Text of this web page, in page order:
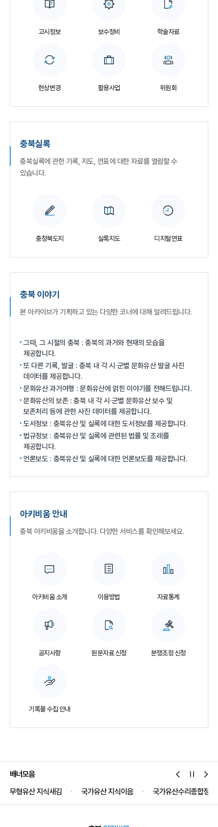
고시정보 보수정비 학술자료
현상변경 활용사업 위원회
충북실록
충북실록에 관한 기록, 지도, 연표에 대한 자료를 열람할 수
있습니다.
충청북도지 실록지도 디지털연표
충북 이야기
본 아카이브가 기획하고 있는 다양한 코너에 대해 알려드립니다.
그때, 그 시절의 충북 : 충북의 과거와 현재의 모습을
제공합니다.
또 다른 기록, 발굴 : 충북 내 각 시·군별 문화유산 발굴 사진
데이터를 제공합니다.
문화유산 과거여행 : 문화유산에 얽힌 이야기를 전해드립니다.
문화유산의 보존 : 충북 내 각 시·군별 문화유산 보수 및
보존처리 등에 관한 사진 데이터를 제공합니다.
도서정보 : 충북유산 및 실록에 대한 도서정보를 제공합니다.
법규정보 : 충북유산 및 실록에 관련된 법률 및 조례를
제공합니다.
언론보도 : 충북유산 및 실록에 대한 언론보도를 제공합니다.
아키비움 안내
충북 아키비움을 소개합니다. 다양한 서비스를 확인해보세요.
아키비움 소개 이용방법 자료통계
공지사항 원문자료 신청 분쟁조정 신청
기록물 수집 안내
배너모음
무형유산 지식새김
국가유산 지식이음 국가유산수리종합정보